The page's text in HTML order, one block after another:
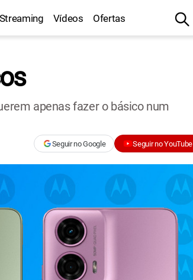
Streaming Vídeos Ofertas
apenas fazer o básico num
Seguir no Google Seguir no YouTube